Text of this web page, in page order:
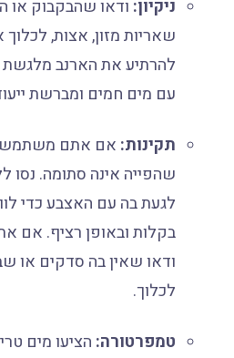
ניקיון:ודאו שהבקבוק או
שאריות מזון, אצות, לכלוך
להרתיע את הארנב מלגשת
עם מים חמים ומברשת
תקינות:אם אתם
שהפייה אינה סתומה. נסו
לגעת בה עם האצבע כדי
בקלות ובאופן רציף. אם
ודאו שאין בה סדקים או
לכלוך.
טמפרטורה:הציעו מים